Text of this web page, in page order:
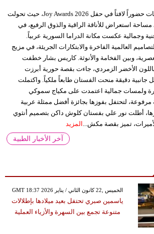
سجّلت النجمات السوريات حضوراً لافتاً في حفل Joy Awards 2026، حيث تحولت
استعراض للأناقة الراقية والذوق الرفيع، في
وجمالية عكست مكانة الدراما السورية عربياً.
العالمية الفاخرة والابتكارات الجريئة، في مزيج
وبين الفخامة والأنوثة. كاريس بشار خطفت
باللون الأخضر الزمردي، جاءت بقصة حورية أبرزت
جانبية دقيقة منحت الفستان طابعاً ملكياً. واكتملت
ولمسات جمالية اعتمدت على مكياج سموكي
لتحتفل بفوزها بجائزة أفضل ممثلة عربية
أطلت نور علي بفستان كلوش داكن بتصميم أنثوي
تميز بقصة مكش... المزيد
آخر الأخبار الطبية
GMT 18:37 2026 الخميس ,22 كانون الثاني / يناير
ياسمين صبري تحتفل بعيد ميلادها بإطلالات
متنوعة تجمع بين السهرة والأزياء العملية